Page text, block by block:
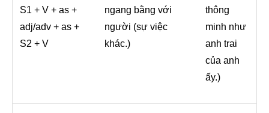
S1 + V + as +
adj/adv + as +
S2 + V
ngang bằng với
người (sự việc
khác.)
thông
minh như
anh trai
của anh
ấy.)